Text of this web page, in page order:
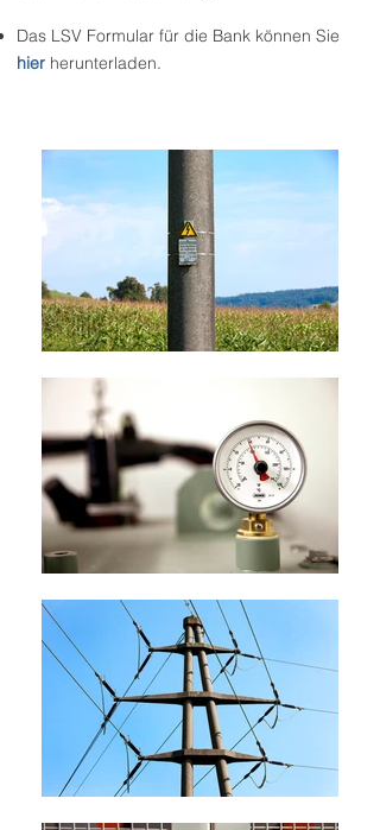
Das LSV Formular für die Bank können Sie
hier herunterladen.